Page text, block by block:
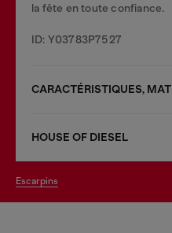
la fête en toute confiance.
ID: Y03783P7527
CARACTÉRISTIQUES,
HOUSE OF DIESEL
escarpins